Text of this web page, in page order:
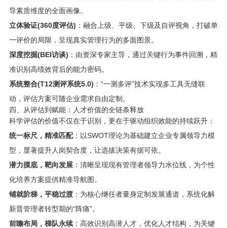
导素质维度的全面画像。
立体验证(360度评估) ：融合上级、平级、下级及自评视角，打破单
一评价的局限，呈现真实管理行为的多面图景。
深度挖掘(BEI访谈) ：由资深专家主导，通过关键行为事件回溯，精
准识别高绩效背后的能力密码。
系统整合(T12测评系统5.0) ：“一测多评”技术实现多工具无缝联
动，评估方案可随企业需求自由定制。
四、从评估到赋能：人才价值的全链条释放
科学评估的价值不仅在于识别，更在于驱动组织效能的持续跃升：
统一标尺，精准匹配：以SWOT理论为基础建立企业专属领导力模
型，显著提升人岗契合度，让选拔决策有据可依。
潜力摸底，靶向发展：清晰呈现现有管理者领导力水位线，为个性
化培养方案提供精准导航图。
铺就阶梯，平稳过渡：为核心继任者量身定制发展通道，系统化解
新晋管理者转型期的“阵痛”。
前瞻布局，梯队永续：高效识别高潜人才，优化人才结构，为关键